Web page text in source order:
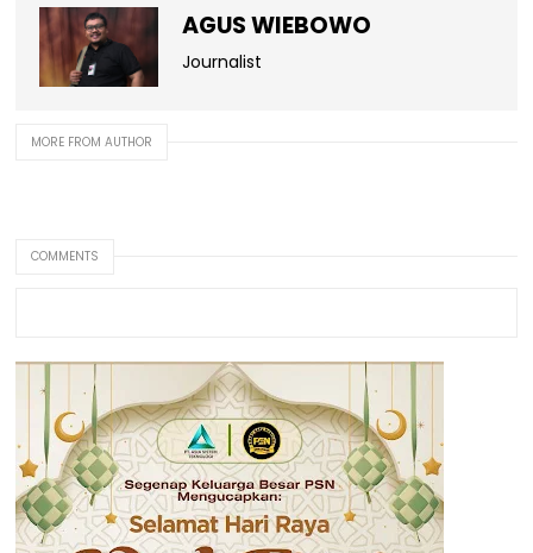
AGUS WIEBOWO
Journalist
MORE FROM AUTHOR
COMMENTS